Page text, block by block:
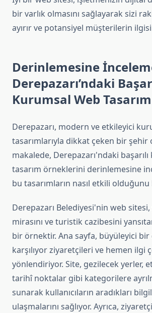
bir varlık olmasını sağlayarak sizi
ayırır ve potansiyel müşterilerin
Derinlemesine
Derepazarı’ndaki
Kurumsal Web
Derepazarı, modern ve etkileyici
tasarımlarıyla dikkat çeken bir şehir
makalede, Derepazarı'ndaki
tasarım örneklerini derinlemesine
bu tasarımların nasıl etkili
Derepazarı Belediyesi'nin web
mirasını ve turistik cazibesini
bir örnektir. Ana sayfa, büyüleyici
karşılıyor ziyaretçileri ve hemen ilgi
yönlendiriyor. Site, gezilecek yerler,
tarihî noktalar gibi kategorilere
sunarak kullanıcıların aradıkları
ulaşmalarını sağlıyor. Ayrıca,